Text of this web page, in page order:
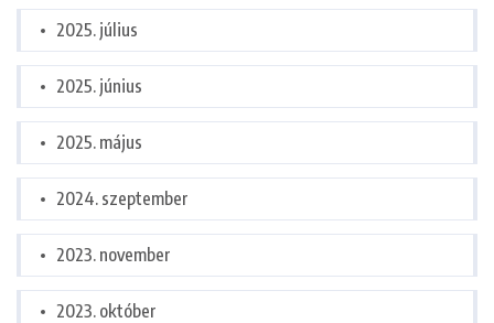
2025. július
2025. június
2025. május
2024. szeptember
2023. november
2023. október